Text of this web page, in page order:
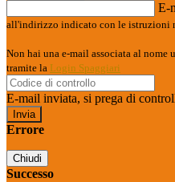
E-
all'indirizzo indicato con le istruzioni
Non hai una e-mail associata al nome
tramite la Login Spaggiari
E-mail inviata, si prega di
Errore
Chiudi
Successo